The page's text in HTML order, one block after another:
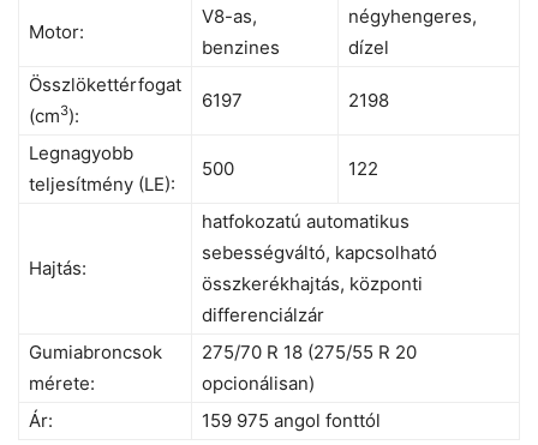
Motor:
V8-as,
benzines
négyhengeres,
dízel
Összlökettérfogat
(cm3):
6197 2198
Legnagyobb
teljesítmény (LE):
500 122
Hajtás:
hatfokozatú automatikus
sebességváltó, kapcsolható
összkerékhajtás, központi
differenciálzár
Gumiabroncsok
mérete:
275/70 R 18 (275/55 R 20
opcionálisan)
Ár:
159 975 angol fonttól